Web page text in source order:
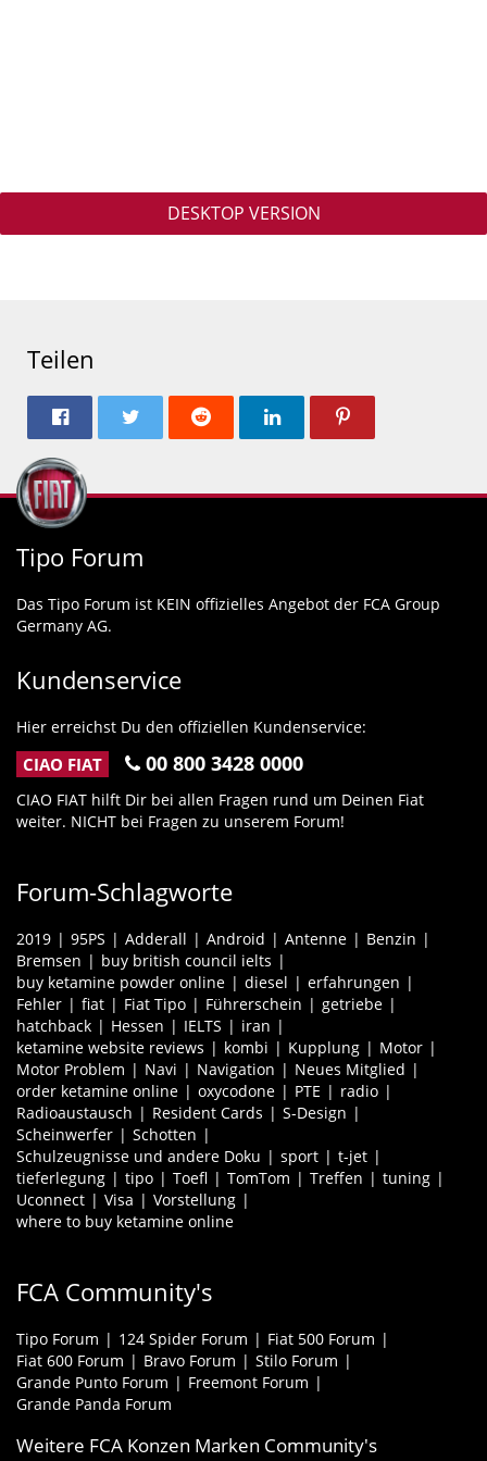
DESKTOP VERSION
Teilen
Tipo Forum
Das Tipo Forum ist KEIN offizielles Angebot der FCA Group
Germany AG.
Kundenservice
Hier erreichst Du den offiziellen Kundenservice:
CIAO FIAT 00 800 3428 0000
CIAO FIAT hilft Dir bei allen Fragen rund um Deinen Fiat
weiter. NICHT bei Fragen zu unserem Forum!
Forum-Schlagworte
2019 95PS Adderall Android Antenne
Benzin
Bremsen
buy british council ielts
buy ketamine powder online
diesel
erfahrungen
Fehler
fiat Fiat Tipo Führerschein
getriebe
hatchback
Hessen IELTS
iran
ketamine website reviews
kombi Kupplung
Motor
Motor Problem
Navi Navigation
Neues Mitglied
order ketamine online
oxycodone PTE
radio
Radioaustausch
Resident Cards
S-Design
Scheinwerfer
Schotten
Schulzeugnisse und andere Doku
sport
t-jet
tieferlegung
tipo Toefl TomTom Treffen
tuning
Uconnect
Visa
Vorstellung
where to buy ketamine online
FCA Community's
Tipo Forum 124 Spider Forum
Fiat 500 Forum
Fiat 600 Forum
Bravo Forum
Stilo Forum
Grande Punto Forum
Freemont Forum
Grande Panda Forum
Weitere FCA Konzen Marken Community's